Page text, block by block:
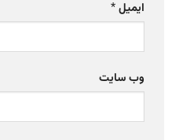
ایمیل*
وب‌ سایت